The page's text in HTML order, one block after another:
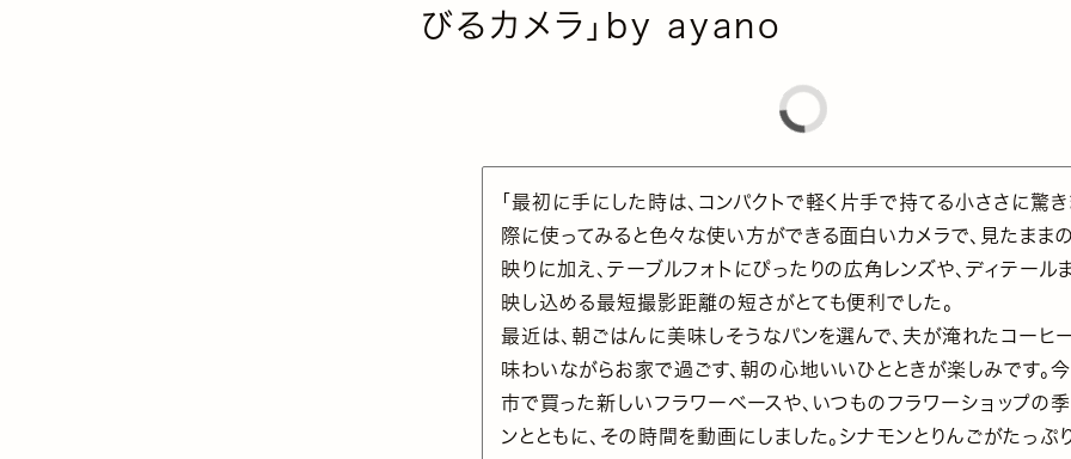
びるカメラ」by ayano
「最初に手にした時は、コンパクトで軽く片手で持てる小ささに驚き
際に使ってみると色々な使い方ができる面白いカメラで、見たまま
映りに加え、テーブルフォトにぴったりの広角レンズや、ディテール
映し込める最短撮影距離の短さがとても便利でした。
最近は、朝ごはんに美味しそうなパンを選んで、夫が淹れたコーヒ
味わいながらお家で過ごす、朝の心地いいひとときが楽しみです。
市で買った新しいフラワーベースや、いつものフラワーショップの
ンとともに、その時間を動画にしました。シナモンとりんごがたっぷ